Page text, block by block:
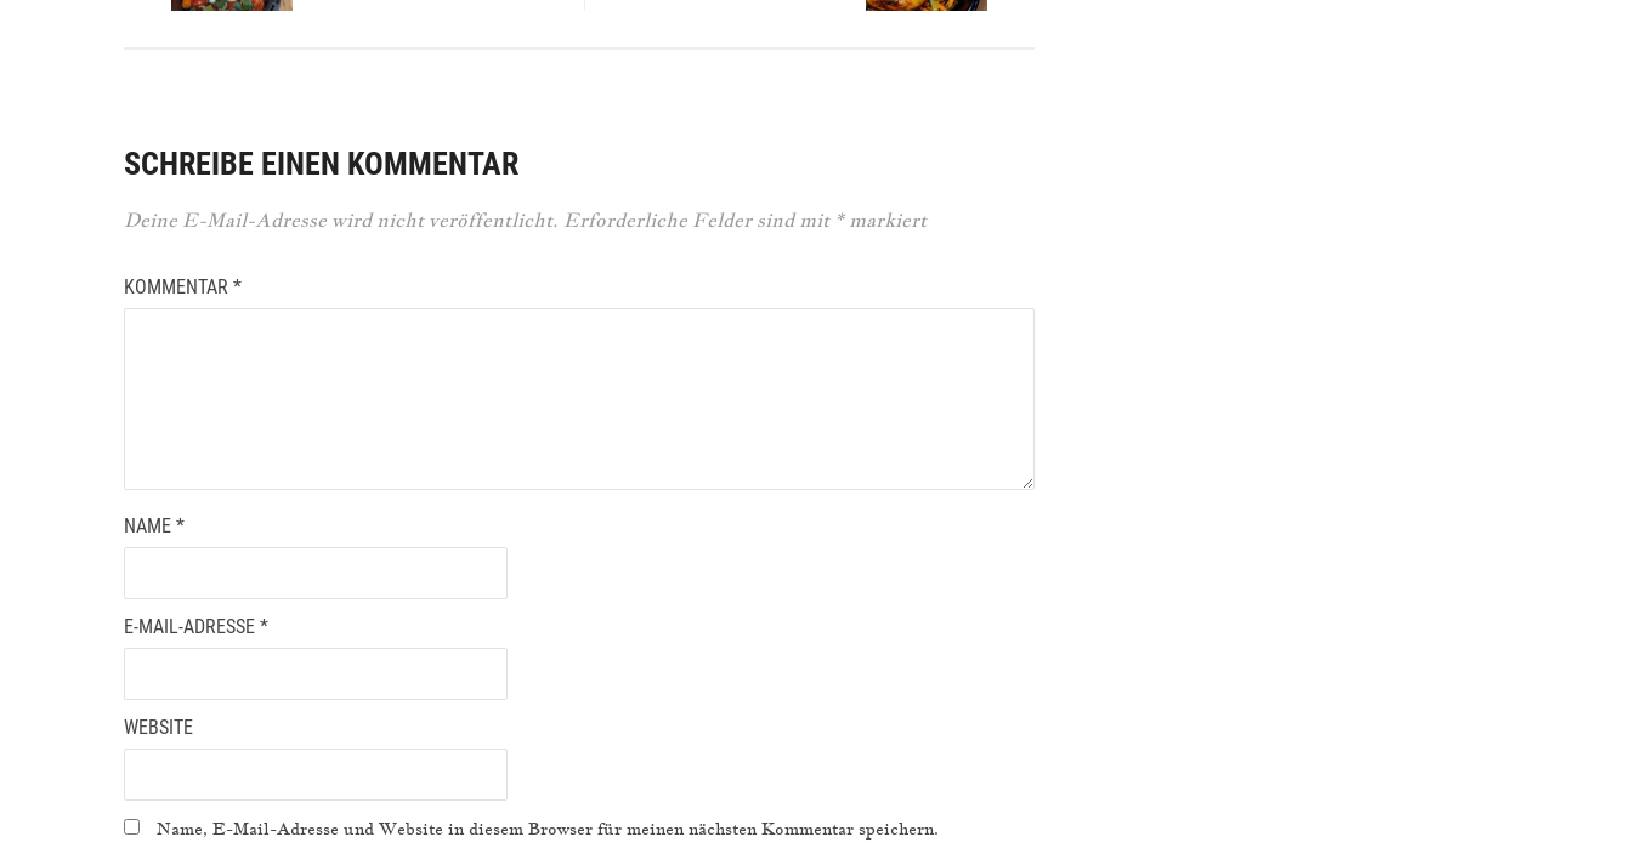
SCHREIBE EINEN KOMMENTAR
Deine E-Mail-Adresse wird nicht veröffentlicht. Erforderliche Felder sind mit *markiert
KOMMENTAR *
NAME *
E-MAIL-ADRESSE *
WEBSITE
Name, E-Mail-Adresse und Website in diesem Browser für meinen nächsten Kommentar speichern.